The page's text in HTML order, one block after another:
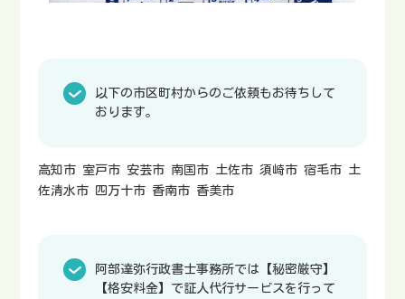
以下の市区町村からのご依頼もお待ちして
おります。
高知市 室戸市 安芸市 南国市 土佐市 須崎市 宿毛市 土
佐清水市 四万十市 香南市 香美市
阿部達弥行政書士事務所では【秘密厳守】
【格安料金】で証人代行サービスを行って